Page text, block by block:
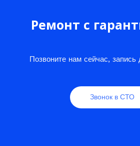
Ремонт с
Позвоните нам сейчас, запись
Звонок в СТО